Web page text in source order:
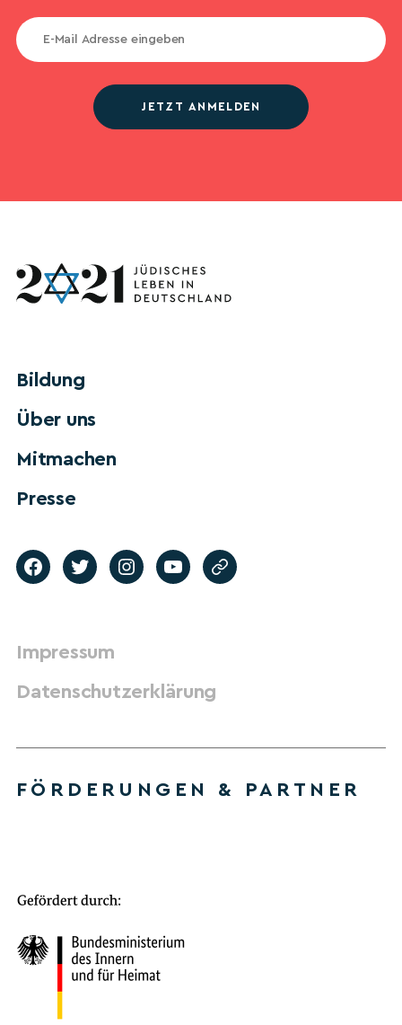
JETZT ANMELDEN
Bildung
Über uns
Mitmachen
Presse
Impressum
Datenschutzerklärung
FÖRDERUNGEN & PARTNER